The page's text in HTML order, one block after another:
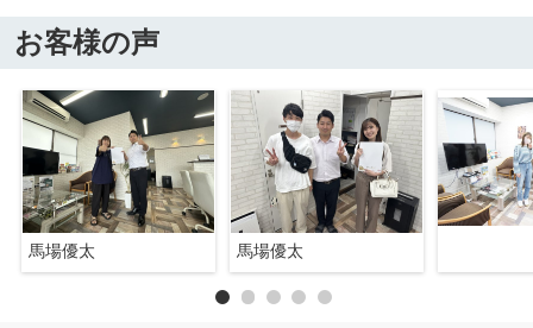
お客様の声
馬場優太 馬場優太